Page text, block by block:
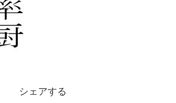
シェアする